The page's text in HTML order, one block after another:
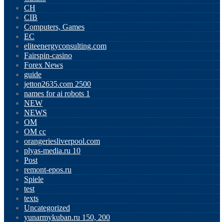
CH
CIB
Computers, Games
EC
eliteenergyconsulting.com
Fairspin-casino
Forex News
guide
jetton2635.com 2500
names for ai robots 1
NEW
NEWS
OM
OM cc
orangeriesliverpool.com
plyas-media.ru 10
Post
remont-epos.ru
Spiele
test
texts
Uncategorized
yunarmykuban.ru 150, 200